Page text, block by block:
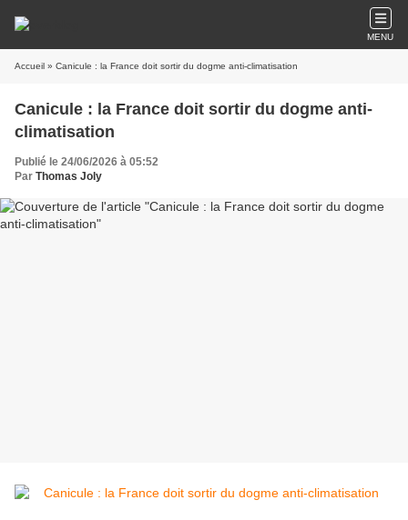
MENU
Accueil » Canicule : la France doit sortir du dogme anti-climatisation
Canicule : la France doit sortir du dogme anti-
climatisation
Publié le 24/06/2026 à 05:52
Par Thomas Joly